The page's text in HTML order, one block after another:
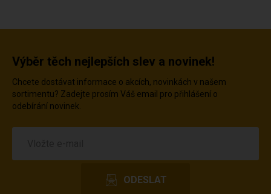
Výběr těch nejlepších slev a novinek!
Chcete dostávat informace o akcích, novinkách v našem
sortimentu? Zadejte prosím Váš email pro přihlášení o
odebírání novinek.